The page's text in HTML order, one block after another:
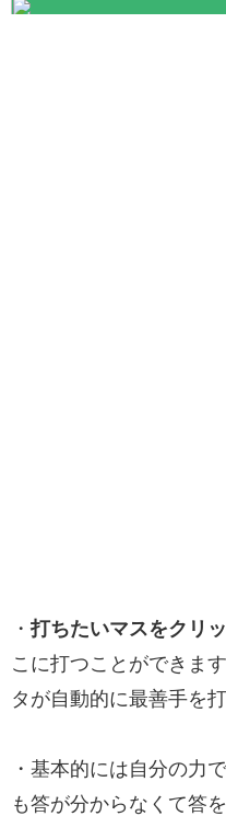
・打ちたいマスをクリ
こに打つことができま
タが自動的に最善手を打
・基本的には自分の力
も答が分からなくて答